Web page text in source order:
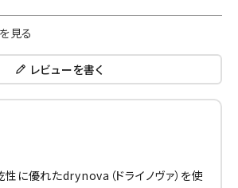
見る
レビューを書く
に優れたdrynova（ドライノヴァ）を使